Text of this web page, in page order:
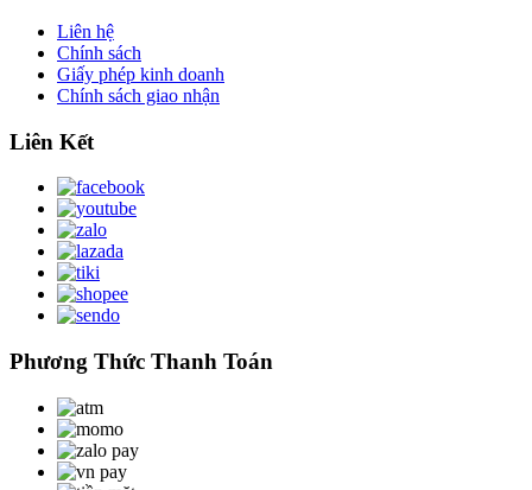
Liên hệ
Chính sách
Giấy phép kinh doanh
Chính sách giao nhận
Liên Kết
Phương Thức Thanh Toán